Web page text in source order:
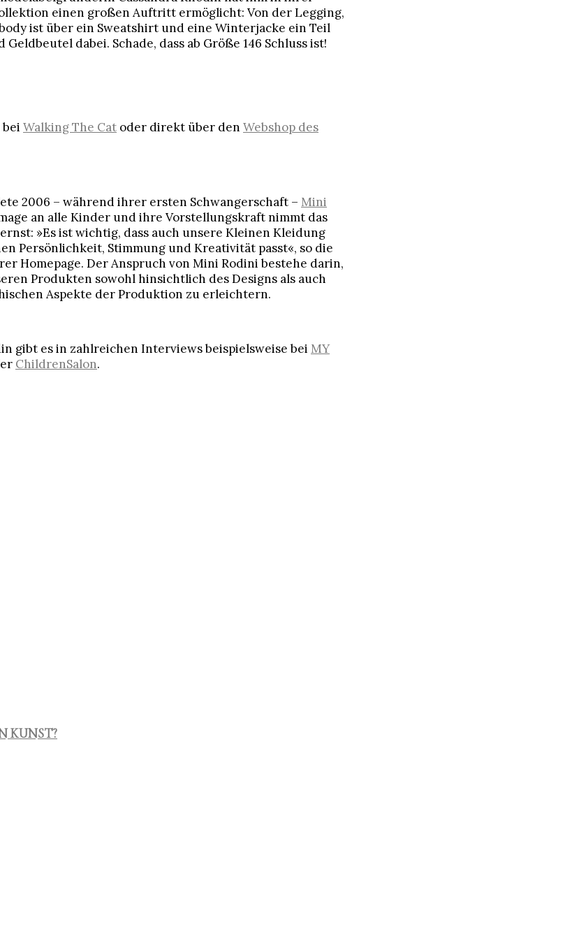
einen großen Auftritt ermöglicht: Von der Legging,
ist über ein Sweatshirt und eine Winterjacke ein Teil
dabei. Schade, dass ab Größe 146 Schluss ist!
Walking The Cat oder direkt über den Webshop des
2006 – während ihrer ersten Schwangerschaft – Mini
an alle Kinder und ihre Vorstellungskraft nimmt das
»Es ist wichtig, dass auch unsere Kleinen Kleidung
Persönlichkeit, Stimmung und Kreativität passt«, so die
Homepage. Der Anspruch von Mini Rodini bestehe darin,
Produkten sowohl hinsichtlich des Designs als auch
Aspekte der Produktion zu erleichtern.
gibt es in zahlreichen Interviews beispielsweise bei MY
ChildrenSalon.
KUNST?